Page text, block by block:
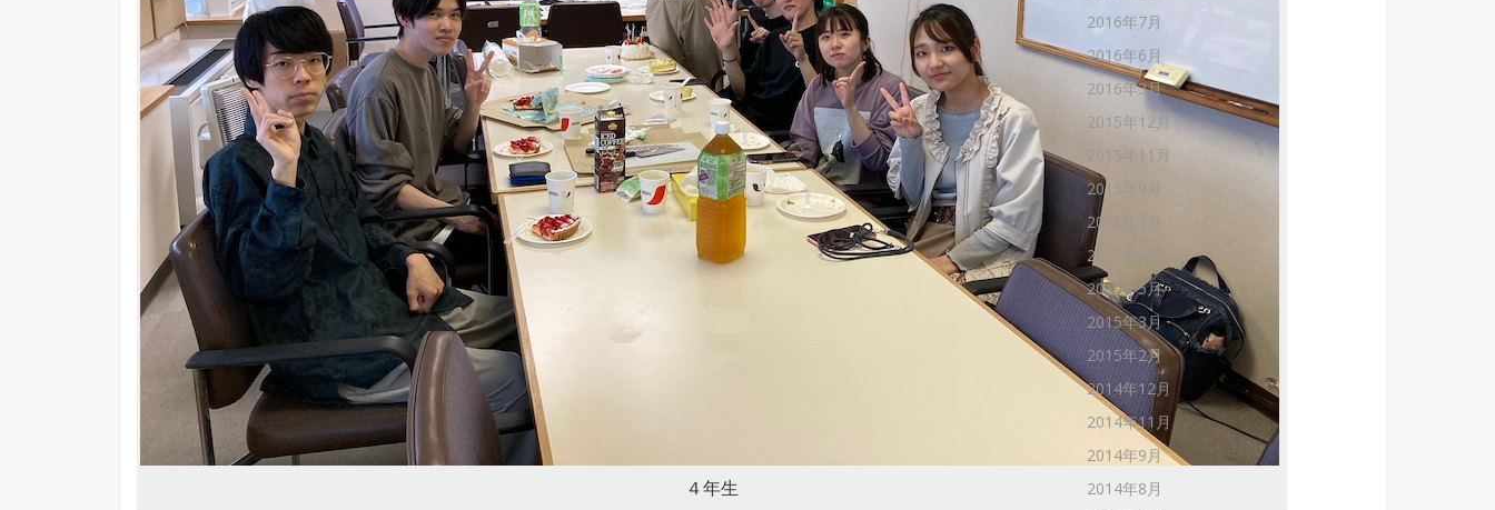
４年生
2016年7月
2016年6月
2016年3月
2015年12月
2015年11月
2015年9月
2015年7月
2015年6月
2015年5月
2015年3月
2015年2月
2014年12月
2014年11月
2014年9月
2014年8月